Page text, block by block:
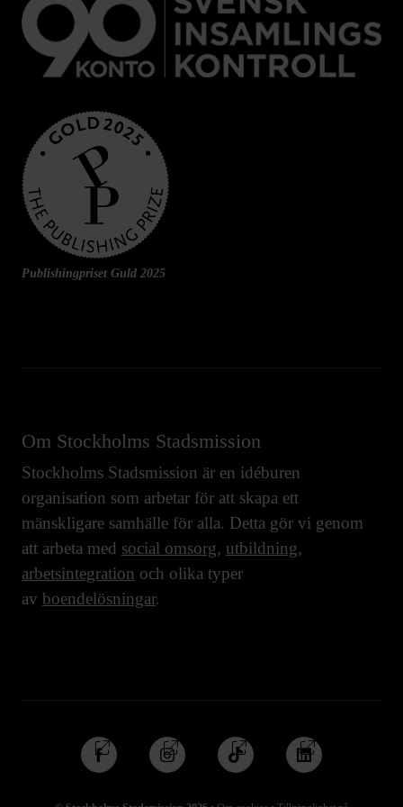
Publishingpriset Guld 2025
Om Stockholms Stadsmission
Stockholms Stadsmission är en idéburen
organisation som arbetar för att skapa ett
mänskligare samhälle för alla. Detta gör vi genom
att arbeta med social omsorg, utbildning,
arbetsintegration och olika typer
av boendelösningar.
Följ
oss
Följ
oss
Följ
oss
Följ
oss